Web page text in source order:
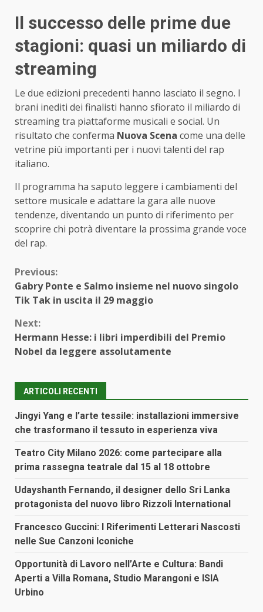
Il successo delle prime due
stagioni: quasi un miliardo di
streaming
Le due edizioni precedenti hanno lasciato il segno. I
brani inediti dei finalisti hanno sfiorato il miliardo di
streaming tra piattaforme musicali e social. Un
risultato che conferma Nuova Scena come una delle
vetrine più importanti per i nuovi talenti del rap
italiano.
Il programma ha saputo leggere i cambiamenti del
settore musicale e adattare la gara alle nuove
tendenze, diventando un punto di riferimento per
scoprire chi potrà diventare la prossima grande voce
del rap.
Continue
Reading
Previous:
Gabry Ponte e Salmo insieme nel nuovo singolo
Tik Tak in uscita il 29 maggio
Next:
Hermann Hesse: i libri imperdibili del Premio
Nobel da leggere assolutamente
ARTICOLI RECENTI
Jingyi Yang e l’arte tessile: installazioni immersive
che trasformano il tessuto in esperienza viva
Teatro City Milano 2026: come partecipare alla
prima rassegna teatrale dal 15 al 18 ottobre
Udayshanth Fernando, il designer dello Sri Lanka
protagonista del nuovo libro Rizzoli International
Francesco Guccini: I Riferimenti Letterari Nascosti
nelle Sue Canzoni Iconiche
Opportunità di Lavoro nell’Arte e Cultura: Bandi
Aperti a Villa Romana, Studio Marangoni e ISIA
Urbino